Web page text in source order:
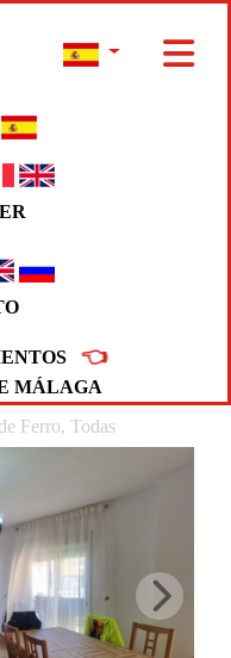
👈
MÁLAGA
Ferro, Todas